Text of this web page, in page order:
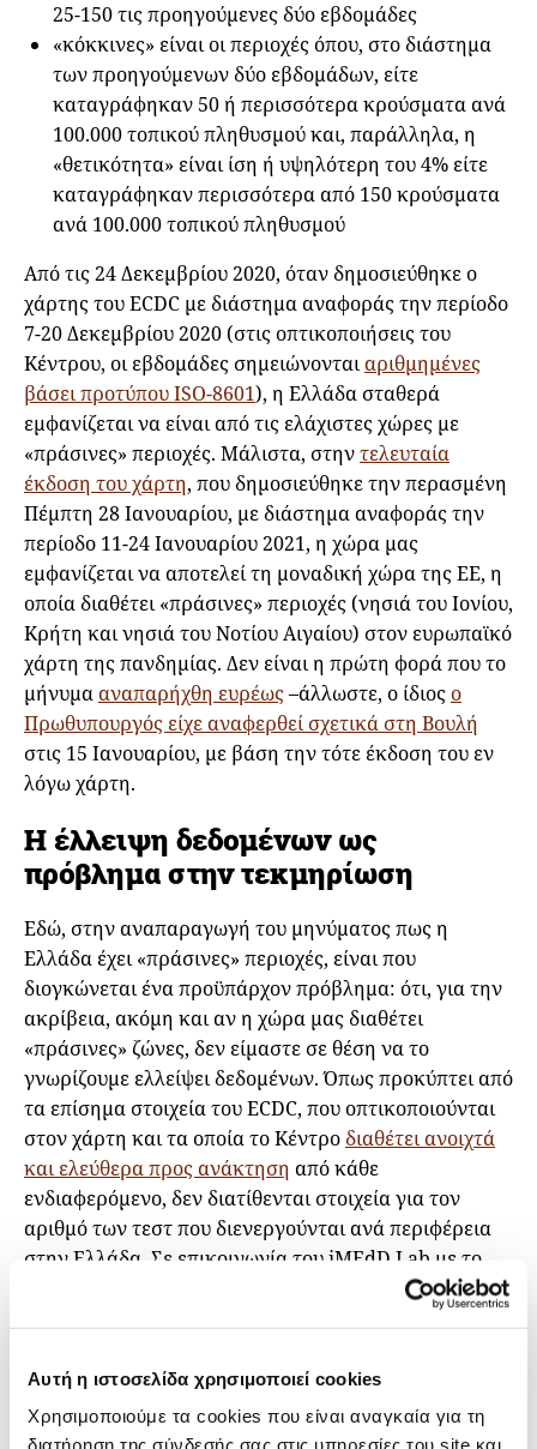
Αυτή η ιστοσελίδα χρησιμοποιεί cookies
Χρησιμοποιούμε τα cookies που είναι αναγκαία για τη
διατήρηση της σύνδεσής σας στις υπηρεσίες του site και
25-150 τις προηγούμενες δύο εβδομάδες
«κόκκινες» είναι οι περιοχές όπου, στο διάστημα
των προηγούμενων δύο εβδομάδων, είτε
καταγράφηκαν 50 ή περισσότερα κρούσματα ανά
100.000 τοπικού πληθυσμού και, παράλληλα, η
«θετικότητα» είναι ίση ή υψηλότερη του 4% είτε
καταγράφηκαν περισσότερα από 150 κρούσματα
ανά 100.000 τοπικού πληθυσμού
Από τις 24 Δεκεμβρίου 2020, όταν δημοσιεύθηκε ο
χάρτης του ECDC με διάστημα αναφοράς την περίοδο
7-20 Δεκεμβρίου 2020 (στις οπτικοποιήσεις του
Κέντρου, οι εβδομάδες σημειώνονταιαριθμημένες
βάσει προτύπου ISO-8601), η Ελλάδα σταθερά
εμφανίζεται να είναι από τις ελάχιστες χώρες με
«πράσινες» περιοχές. Μάλιστα, στηντελευταία
έκδοση του χάρτη, που δημοσιεύθηκε την περασμένη
Πέμπτη 28 Ιανουαρίου, με διάστημα αναφοράς την
περίοδο 11-24 Ιανουαρίου 2021, η χώρα μας
εμφανίζεται να αποτελεί τη μοναδική χώρα της ΕΕ, η
οποία διαθέτει «πράσινες» περιοχές (νησιά του Ιονίου,
Κρήτη και νησιά του Νοτίου Αιγαίου) στον ευρωπαϊκό
χάρτη της πανδημίας. Δεν είναι η πρώτη φορά που το
μήνυμααναπαρήχθη ευρέως–άλλωστε, ο ίδιοςο
Πρωθυπουργός είχε αναφερθεί σχετικά στη Βουλή
στις 15 Ιανουαρίου, με βάση την τότε έκδοση του εν
λόγω χάρτη.
Η έλλειψη δεδομένων ως
πρόβλημα στην τεκμηρίωση
Εδώ, στην αναπαραγωγή του μηνύματος πως η
Ελλάδα έχει «πράσινες» περιοχές, είναι που
διογκώνεται ένα προϋπάρχον πρόβλημα: ότι, για την
ακρίβεια, ακόμη και αν η χώρα μας διαθέτει
«πράσινες» ζώνες, δεν είμαστε σε θέση να το
γνωρίζουμε ελλείψει δεδομένων. Όπως προκύπτει από
τα επίσημα στοιχεία του ECDC, που οπτικοποιούνται
στον χάρτη και τα οποία το Κέντροδιαθέτει ανοιχτά
και ελεύθερα προς ανάκτηση από κάθε
ενδιαφερόμενο, δεν διατίθενται στοιχεία για τον
αριθμό των τεστ που διενεργούνται ανά περιφέρεια
στην Ελλάδα. Σε επικοινωνία του iMEdD Lab με το
ECDC, επιβεβαιώθηκε ότι το Κέντρο δημοσιεύει όλα
τα δεδομένα που αποστέλλονται από τα κράτη-μέλη
αποστείλει στοιχεία που αφορούν αριθμό
διεξαχθέντων ελέγχων ανά γεωγραφική περιοχή.
Όσον αφορά στη χώρα μας, τα μόνα στοιχεία για τα